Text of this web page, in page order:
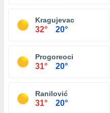
Kragujevac
32° 20°
Progoreoci
31° 20°
Ranilović
31° 20°